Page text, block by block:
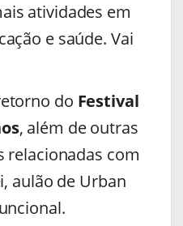
atividades em
e saúde. Vai
do Festival
, além de outras
relacionadas com
aulão de Urban